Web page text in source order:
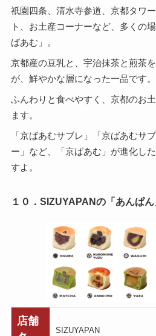
祇園四条、清水寺参道、京都タワ
ト、お土産コーナーなど、多くの
ばあむ」。
京都産の豆乳と、宇治抹茶と煎茶
が、鮮やかな層になった一品です。
ふんわりと食べやすく、京都のお
ます。
「京ばあむサブレ」「京ばあむサ
ー」など、「京ばあむ」が進化し
すよ。
１０．SIZUYAPANの「あんぱん
店舗
SIZUYAPAN